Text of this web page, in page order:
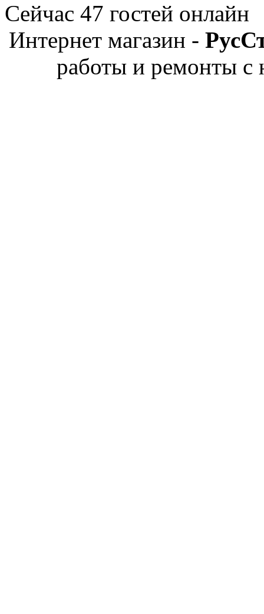
Сейчас 47 гостей онлайн
Интернет магазин -
работы и ремонты с